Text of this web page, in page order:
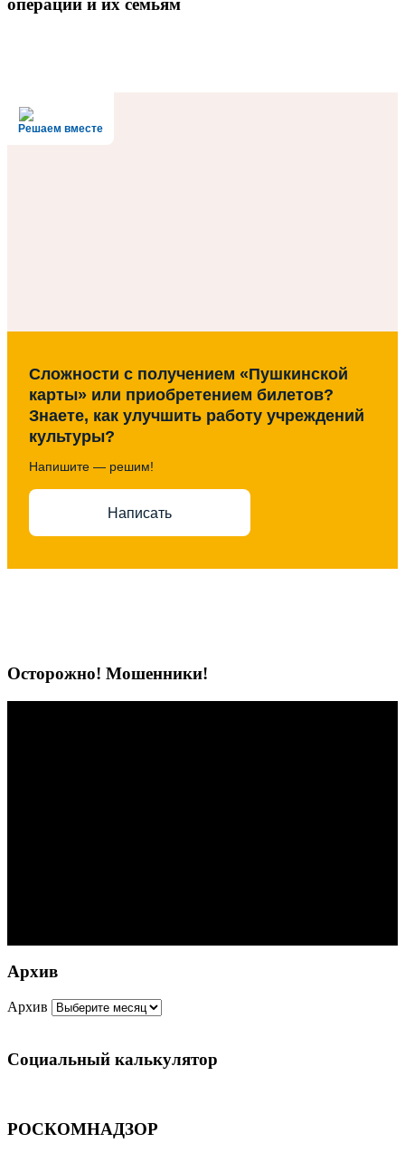
Решаем вместе
Сложности с получением «Пушкинской
карты» или приобретением билетов?
Знаете, как улучшить работу учреждений
культуры?
Напишите — решим!
Написать
Осторожно! Мошенники!
Архив
Архив
Социальный калькулятор
РОСКОМНАДЗОР